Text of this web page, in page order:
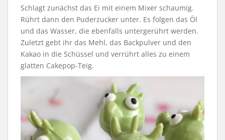
Schlagt zunächst das Ei mit einem Mixer schaumig.
Rührt dann den Puderzucker unter. Es folgen das Öl
und das Wasser, die ebenfalls untergerührt werden.
Zuletzt gebt ihr das Mehl, das Backpulver und den
Kakao in die Schüssel und verrührt alles zu einem
glatten Cakepop-Teig.